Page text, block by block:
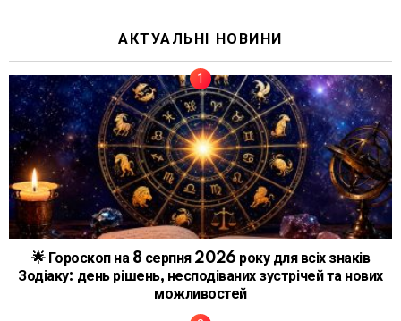
АКТУАЛЬНІ НОВИНИ
🌟 Гороскоп на 8 серпня 2026 року для всіх знаків
Зодіаку: день рішень, несподіваних зустрічей та нових
можливостей